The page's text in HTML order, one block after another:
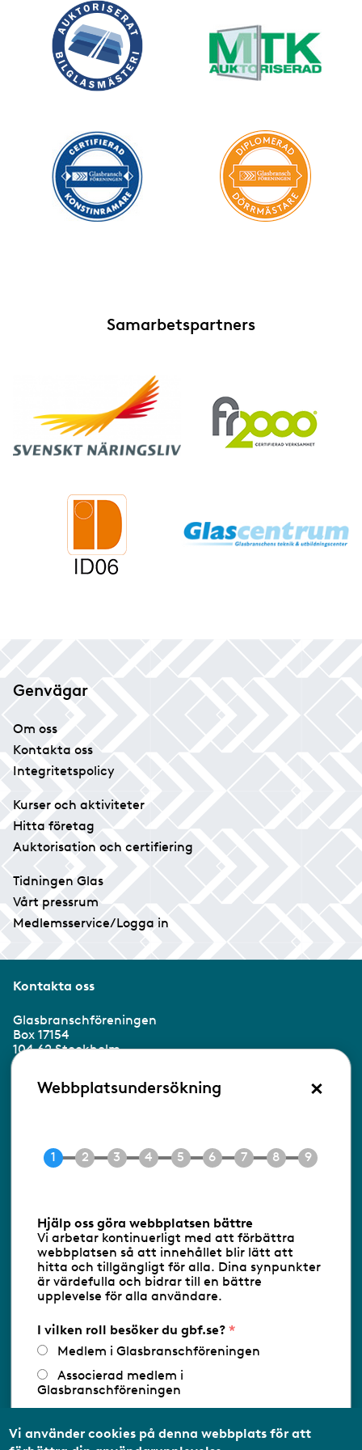
Structural Glazing
Gestaltning av glasfasad
Glasdörrar
Inglasade uterum
Markiser och persienner
Plast
Smarta glas
Säkerhetsglas
Samarbetspartners
Genvägar
Om oss
Kontakta oss
Integritetspolicy
Kurser och aktiviteter
Hitta företag
Auktorisation och certifiering
Tidningen Glas
Vårt pressrum
Medlemsservice/Logga in
Kontakta oss
Glasbranschföreningen
Box 17154
104 62 Stockholm
Besöksadress:
Ringvägen 100
E-post info@gbf.se
Följ oss via RSS
Databasens namn:www.gbf.se-
Glasbranschföreningen AB - Ansvarig
utgivare: Sofia Wahlgren
Webbplatsundersökning ×
Hjälp oss göra webbplatsen bättre
Vi arbetar kontinuerligt med att förbättra
webbplatsen så att innehållet blir lätt att
hitta och tillgängligt för alla. Dina synpunkter
är värdefulla och bidrar till en bättre
upplevelse för alla användare.
I vilken roll besöker du gbf.se?
Medlem i Glasbranschföreningen
Associerad medlem i
Glasbranschföreningen
medlemsorganisation/Svenskt Näringsliv
Vi använder cookies på denna webbplats för att